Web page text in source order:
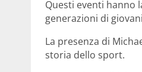
Questi eventi hanno
generazioni di
La presenza di
storia dello sport.